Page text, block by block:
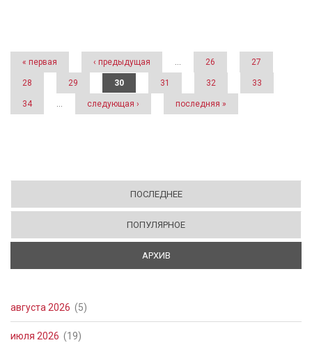
Страницы
« первая ‹ предыдущая … 26 27
28 29 30 31 32 33
34 … следующая › последняя »
ПОСЛЕДНЕЕ
ПОПУЛЯРНОЕ
АРХИВ
августа 2026 (5)
июля 2026 (19)